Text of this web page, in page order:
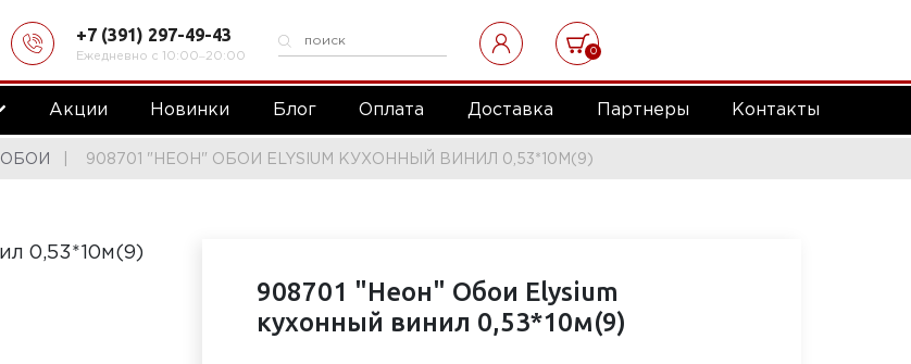
+7 (391) 297-49-43
Ежедневно с 10:00‒20:00 0
Акции Новинки Блог Оплата Доставка Партнеры Контакты
ОБОИ 908701 "НЕОН" ОБОИ ELYSIUM КУХОННЫЙ ВИНИЛ 0,53*10М(9)
908701 "Неон" Обои Elysium
кухонный винил 0,53*10м(9)